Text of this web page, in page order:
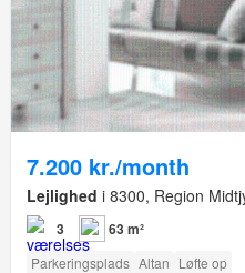
7.200 kr./month
Lejlighed i 8300, Region
3 63 m²
Parkeringsplads Altan Løfte op